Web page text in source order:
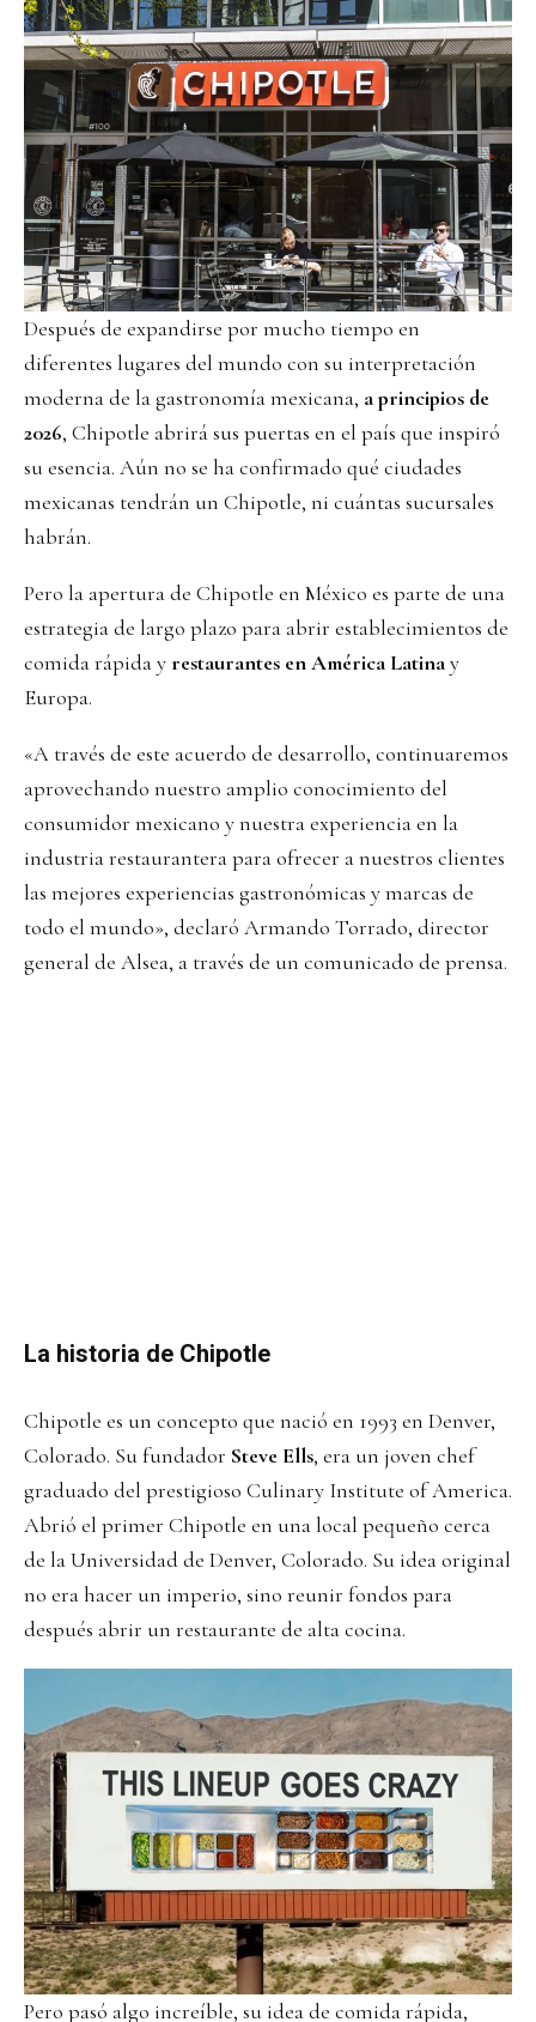
Después de expandirse por mucho tiempo en
diferentes lugares del mundo con su interpretación
moderna de la gastronomía mexicana, a principios de
2026, Chipotle abrirá sus puertas en el país que inspiró
su esencia. Aún no se ha confirmado qué ciudades
mexicanas tendrán un Chipotle, ni cuántas sucursales
habrán.
Pero la apertura de Chipotle en México es parte de una
estrategia de largo plazo para abrir establecimientos de
comida rápida yrestaurantes en América Latinay
Europa.
«A través de este acuerdo de desarrollo, continuaremos
aprovechando nuestro amplio conocimiento del
consumidor mexicano y nuestra experiencia en la
industria restaurantera para ofrecer a nuestros clientes
las mejores experiencias gastronómicas y marcas de
todo el mundo», declaró Armando Torrado, director
general de Alsea, a través de un comunicado de prensa.
La historia de Chipotle
Chipotle es un concepto que nació en 1993 en Denver,
Colorado. Su fundador Steve Ells, era un joven chef
graduado del prestigioso Culinary Institute of America.
Abrió el primer Chipotle en una local pequeño cerca
de la Universidad de Denver, Colorado. Su idea original
no era hacer un imperio, sino reunir fondos para
después abrir un restaurante de alta cocina.
Pero pasó algo increíble, su idea de comida rápida,